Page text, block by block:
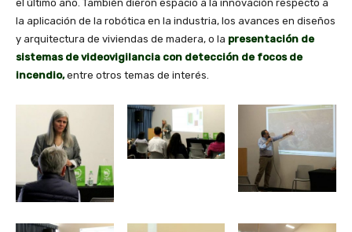
el último año. También dieron espacio a la innovación respecto a
la aplicación de la robótica en la industria, los avances en diseños
y arquitectura de viviendas de madera, o la presentación de
sistemas de videovigilancia con detección de focos de
incendio,entre otros temas de interés.